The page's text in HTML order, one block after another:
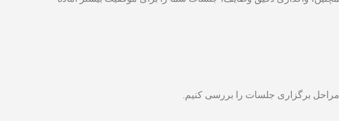
مراحل برگزاری جلسات را بررسی کنیم.